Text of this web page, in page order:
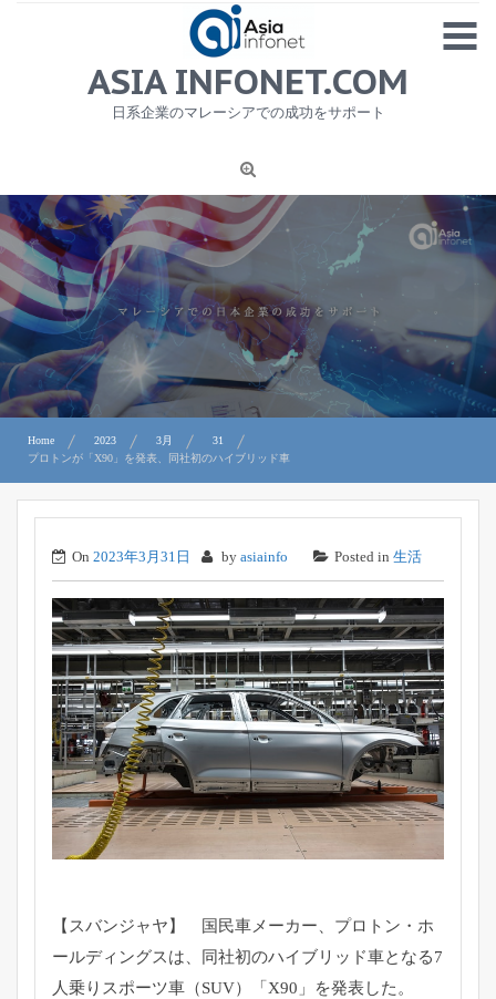
MENU
1
ニュース
労務サービス
プライバシーポリシー及び著作権について
お問合せ
ASIA INFONET.COM
日系企業のマレーシアでの成功をサポート
Home 2023 3月
31
プロトンが「X90」を発表、同社初のハイブリッド車
On 2023年3月31日 by asiainfo Posted in 生活
【スバンジャヤ】 国民車メーカー、プロトン・ホ
ールディングスは、
同社初のハイブリッド車となる7
人乗りスポーツ車（SUV）「 X90」を発表した。